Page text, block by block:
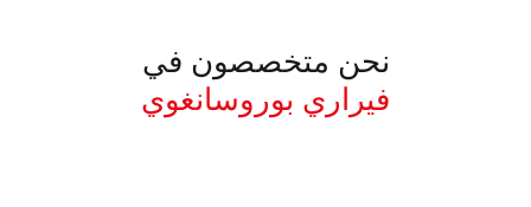
نحن متخصصون في
فيراري بوروسانغوي